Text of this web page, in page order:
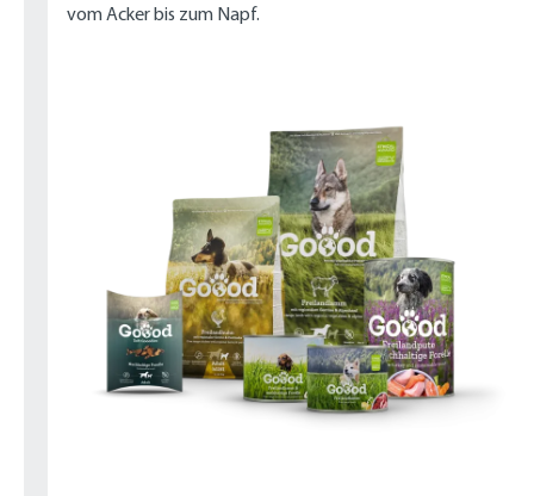
vom Acker bis zum Napf.